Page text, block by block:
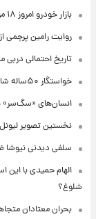
بازار خودرو امروز ۱۸ مرداد چه تغییری کرد؟ +جدول
روایت رامین پرچمی
تاریخ احتمالی
خواستگار ۵۰ساله شاهدخت لئونور بازداشت شد
انسان‌های «سگ‌سر»
نخستین تصویر
سلفی دیدنی نیوشا
الهام حمیدی با این
شلوغ؟
بحران معتادان